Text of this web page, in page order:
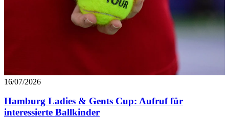
16/07/2026
Hamburg Ladies & Gents Cup: Aufruf für
interessierte Ballkinder